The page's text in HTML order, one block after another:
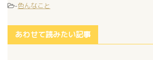
-色んなこと
あわせて読みたい記事